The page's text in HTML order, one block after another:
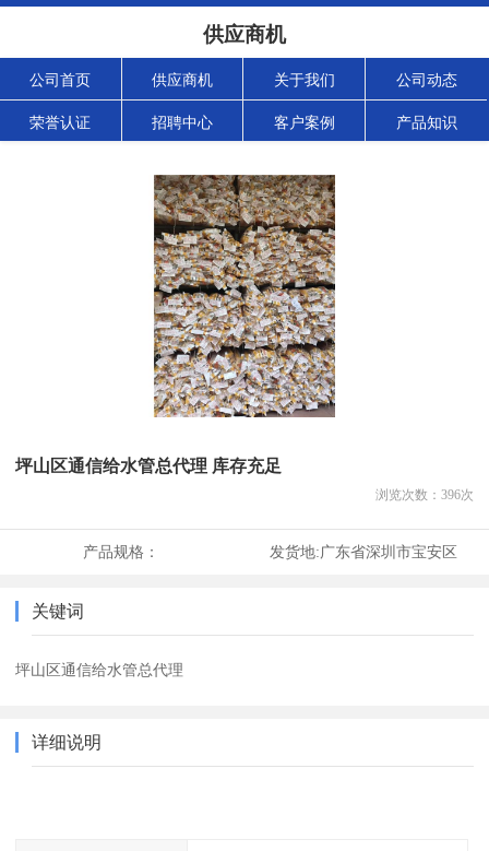
供应商机
公司首页 供应商机 关于我们 公司动态
荣誉认证 招聘中心 客户案例 产品知识
坪山区通信给水管总代理 库存充足
浏览次数： 396次
产品规格： 发货地:广东省深圳市宝安区
关键词
坪山区通信给水管总代理
详细说明